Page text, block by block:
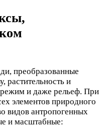
преобразованные
растительность и
и даже рельеф. При
элементов природного
видов антропогенных
и масштабные: